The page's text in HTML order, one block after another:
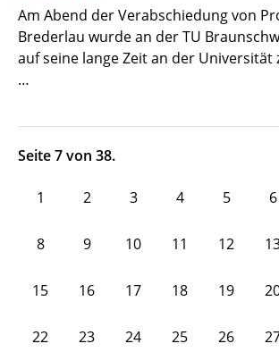
Am Abend der Verabschiedung von
Brederlau wurde an der TU
auf seine lange Zeit an der Universität
…
Seite 7 von 38.
1 2 3 4 5 6
8 9 10 11 12
15 16 17 18 19
22 23 24 25 26